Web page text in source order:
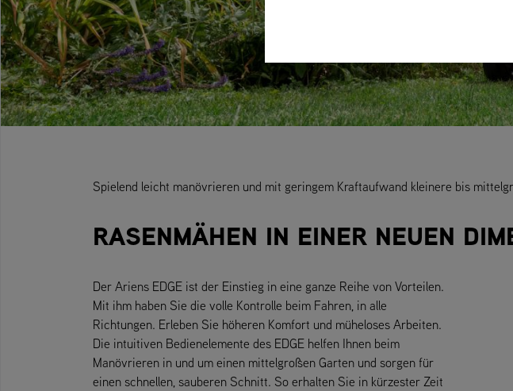
Spielend leicht manövrieren und mit geringem Kraftaufwand kleinere bis
RASENMÄHEN IN EINER NEUEN
Der Ariens EDGE ist der Einstieg in eine ganze Reihe von Vorteilen.
Mit ihm haben Sie die volle Kontrolle beim Fahren, in alle
Richtungen. Erleben Sie höheren Komfort und müheloses Arbeiten.
Die intuitiven Bedienelemente des EDGE helfen Ihnen beim
Manövrieren in und um einen mittelgroßen Garten und sorgen für
einen schnellen, sauberen Schnitt. So erhalten Sie in kürzester Zeit